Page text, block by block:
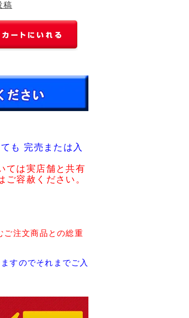
稿
も 完売または入
ては実店舗と共有
容赦ください。
ご注文商品との総重
すのでそれまでご入